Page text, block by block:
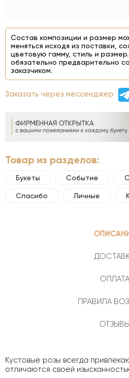
Состав композиции и размер
меняться исходя из поставки,
цветовую гамму, стиль и
обязательно предварительно
заказчиком.
Заказать через мессенджер
Товар из разделов:
Букеты Событие
Спасибо Личные
ОПЛАТА
ПРАВИЛА
ОТЗЫВЫ
Кустовые розы всегда
отличаются своей